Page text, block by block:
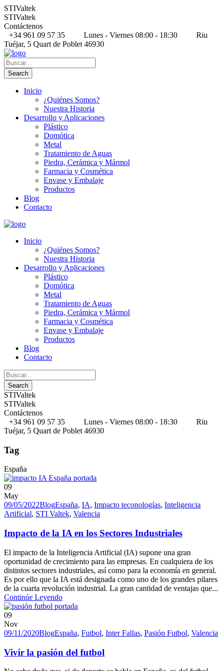
STIValtek
STIValtek
Contáctenos
+34 961 09 57 35
Lunes - Viernes 08:00 - 18:30
Riu
Tuéjar, 5 Quart de Poblet 46930
Inicio
¿Quiénes Somos?
Nuestra Historia
Desarrollo y Aplicaciones
Plástico
Domótica
Metal
Tratamiento de Aguas
Piedra, Cerámica y Mármol
Farmacia y Cosmética
Envase y Embalaje
Productos
Blog
Contacto
Inicio
¿Quiénes Somos?
Nuestra Historia
Desarrollo y Aplicaciones
Plástico
Domótica
Metal
Tratamiento de Aguas
Piedra, Cerámica y Mármol
Farmacia y Cosmética
Envase y Embalaje
Productos
Blog
Contacto
STIValtek
STIValtek
Contáctenos
+34 961 09 57 35
Lunes - Viernes 08:00 - 18:30
Riu
Tuéjar, 5 Quart de Poblet 46930
Tag
España
09
May
09/05/2022BlogEspaña, IA, Impacto teconologías, Inteligencia
Artificial, STI Valtek, Valencia
Impacto de la IA en los Sectores Industriales
El impacto de la Inteligencia Artificial (IA) supone una gran
oportunidad de crecimiento para las empresas. En cualquiera de los
distintos sectores industriales, así como para la economía en general.
Es por ello que la IA está designada como uno de los grandes pilares
de la cuarta revolución industrial. La gran cantidad de ventajas que...
Continúe Leyendo
09
Nov
09/11/2020BlogEspaña, Futbol, Inter Fallas, Pasión Futbol, Valencia
Vivir la pasión del futbol